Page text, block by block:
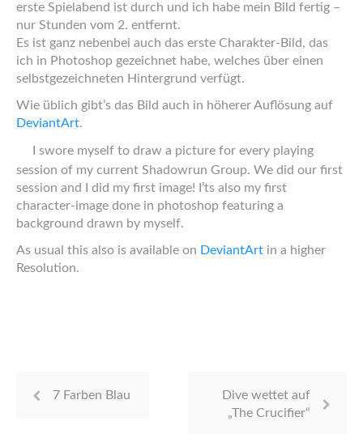
erste Spielabend ist durch und ich habe mein Bild fertig –
nur Stunden vom 2. entfernt.
Es ist ganz nebenbei auch das erste Charakter-Bild, das
ich in Photoshop gezeichnet habe, welches über einen
selbstgezeichneten Hintergrund verfügt.
Wie üblich gibt’s das Bild auch in höherer Auflösung auf
DeviantArt.
I swore myself to draw a picture for every playing
session of my current Shadowrun Group. We did our first
session and I did my first image! I’ts also my first
character-image done in photoshop featuring a
background drawn by myself.
As usual this also is available on DeviantArt in a higher
Resolution.
7 Farben Blau
Dive wettet auf
„The Crucifier“